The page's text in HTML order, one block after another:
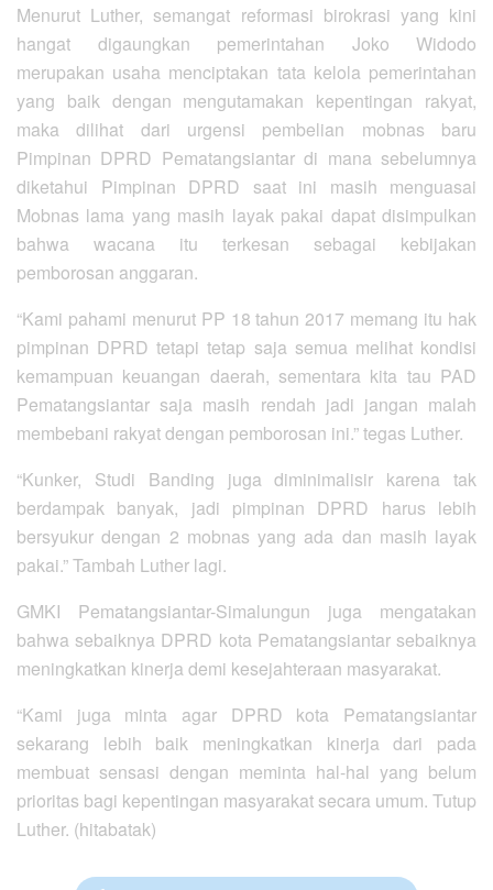
Menurut Luther, semangat reformasi birokrasi yang kini
hangat digaungkan pemerintahan Joko Widodo
merupakan usaha menciptakan tata kelola pemerintahan
yang baik dengan mengutamakan kepentingan rakyat,
maka dilihat dari urgensi pembelian mobnas baru
Pimpinan DPRD Pematangsiantar di mana sebelumnya
diketahui Pimpinan DPRD saat ini masih menguasai
Mobnas lama yang masih layak pakai dapat disimpulkan
bahwa wacana itu terkesan sebagai kebijakan
pemborosan anggaran.
“Kami pahami menurut PP 18 tahun 2017 memang itu hak
pimpinan DPRD tetapi tetap saja semua melihat kondisi
kemampuan keuangan daerah, sementara kita tau PAD
Pematangsiantar saja masih rendah jadi jangan malah
membebani rakyat dengan pemborosan ini.” tegas Luther.
“Kunker, Studi Banding juga diminimalisir karena tak
berdampak banyak, jadi pimpinan DPRD harus lebih
bersyukur dengan 2 mobnas yang ada dan masih layak
pakai.” Tambah Luther lagi.
GMKI Pematangsiantar-Simalungun juga mengatakan
bahwa sebaiknya DPRD kota Pematangsiantar sebaiknya
meningkatkan kinerja demi kesejahteraan masyarakat.
“Kami juga minta agar DPRD kota Pematangsiantar
sekarang lebih baik meningkatkan kinerja dari pada
membuat sensasi dengan meminta hal-hal yang belum
prioritas bagi kepentingan masyarakat secara umum. Tutup
Luther. (hitabatak)